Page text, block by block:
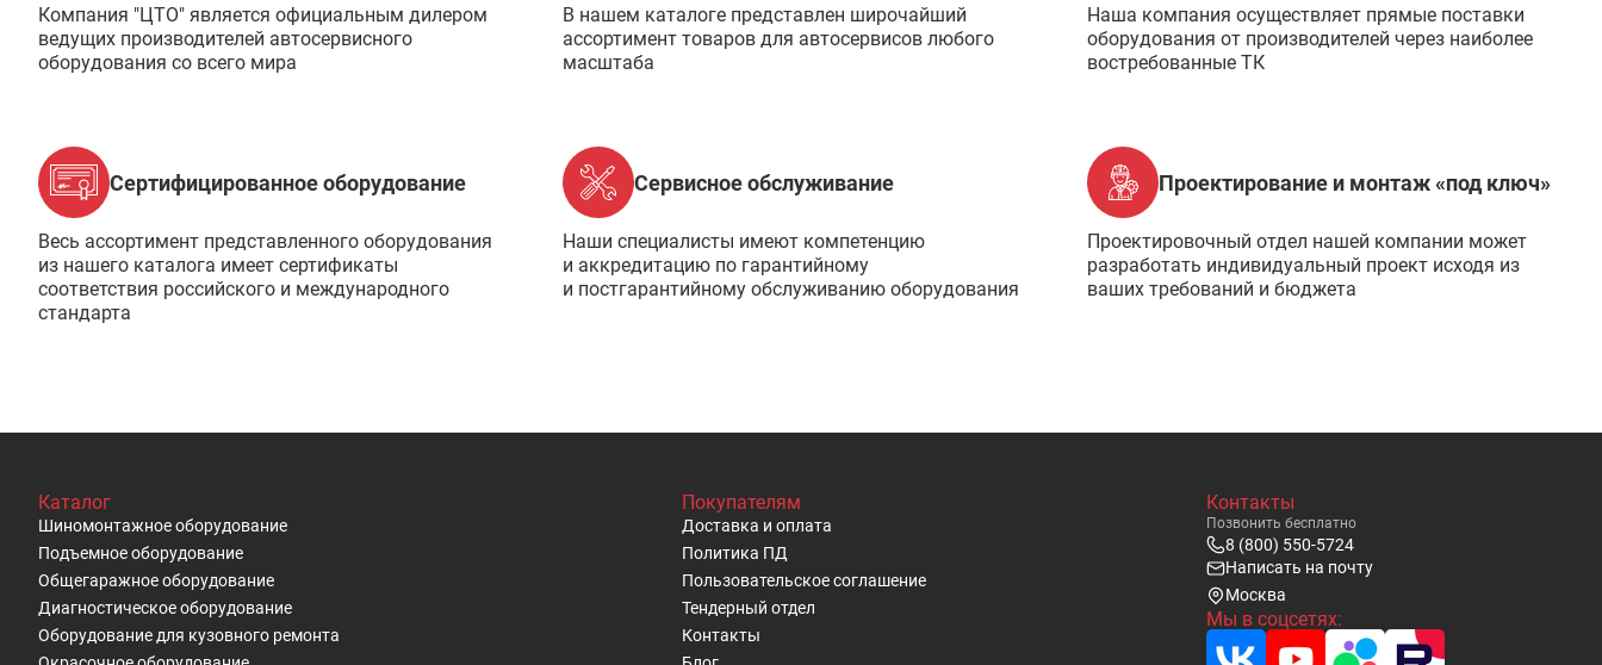
Компания "ЦТО" является официальным дилером
ведущих производителей автосервисного
оборудования со всего мира
В нашем каталоге представлен широчайший
ассортимент товаров для автосервисов любого
масштаба
Наша компания осуществляет прямые поставки
оборудования от производителей через наиболее
востребованные ТК
Сертифицированное оборудование
Весь ассортимент представленного оборудования
из нашего каталога имеет сертификаты
соответствия российского и международного
стандарта
Сервисное обслуживание
Наши специалисты имеют компетенцию
и аккредитацию по гарантийному
и постгарантийному обслуживанию оборудования
Проектирование и монтаж «под ключ»
Проектировочный отдел нашей компании может
разработать индивидуальный проект исходя из
ваших требований и бюджета
Каталог
Шиномонтажное оборудование
Подъемное оборудование
Общегаражное оборудование
Диагностическое оборудование
Оборудование для кузовного ремонта
Покупателям
Доставка и оплата
Политика ПД
Пользовательское cоглашение
Тендерный отдел
Контакты
Контакты
Позвонить бесплатно
8 (800) 550-5724
Написать на почту
Москва
Мы в соцсетях: